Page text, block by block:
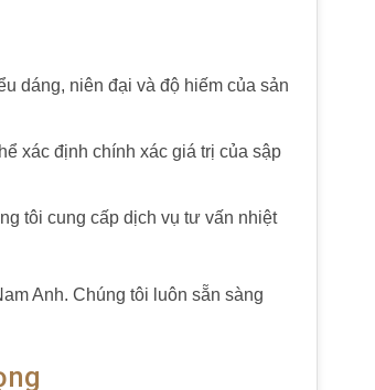
dáng, niên đại và độ hiếm của sản
xác định chính xác giá trị của sập
tôi cung cấp dịch vụ tư vấn nhiệt
Anh. Chúng tôi luôn sẵn sàng